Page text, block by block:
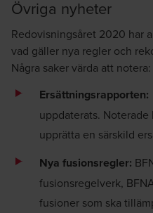
Övriga nyheter
Redovisningsåret 2020 har
vad gäller nya regler och
Några saker värda att notera:
Ersättningsrapporten:
uppdaterats. Noterade
upprätta en särskild
Nya fusionsregler:
fusionsregelverk,
fusioner som ska